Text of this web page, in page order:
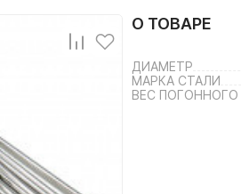
О ТОВАРЕ
ДИАМЕТР
МАРКА СТАЛИ
ВЕС ПОГОННОГО